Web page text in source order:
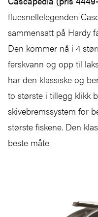
fluesnellelegenden
sammensatt på Hardy
Den kommer nå i 4
ferskvann og opp til
har den klassiske og
to største i tillegg klikk
skivebremssystem for
største fiskene. Den
beste måte.